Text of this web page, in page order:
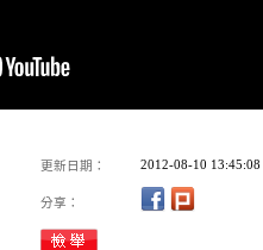
更新日期： 2012-08-10 13:45:08
分享：